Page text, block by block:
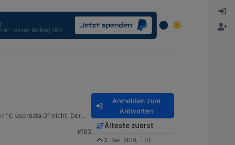
"0_userdata.0" nicht. Der
#183
Anmelden zum
Antworten
Älteste zuerst
3. Dez. 2019, 11:01